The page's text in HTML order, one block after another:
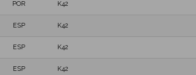
POR K42
ESP K42
ESP K42
ESP K42